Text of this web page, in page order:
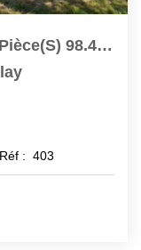
Maison Saint Jean Brevelay 6 Pièce(s) 98.45 M2
Réf : 403